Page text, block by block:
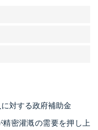
対する政府補助金
精密灌漑の需要を押し上